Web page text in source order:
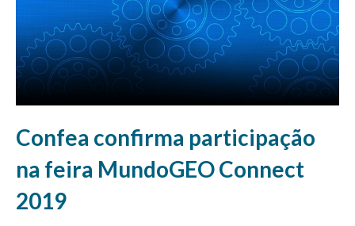
Confea confirma participação
na feira MundoGEO Connect
2019